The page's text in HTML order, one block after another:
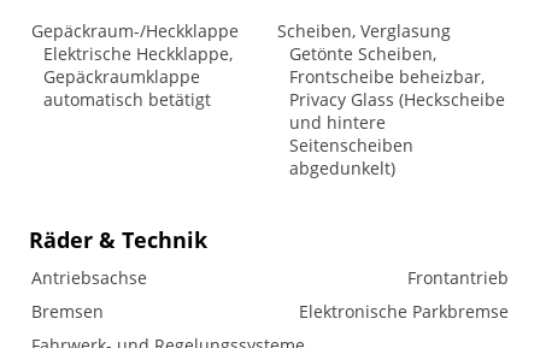
Gepäckraum-/Heckklappe
Elektrische Heckklappe,
Gepäckraumklappe
automatisch betätigt
Scheiben, Verglasung
Getönte Scheiben,
Frontscheibe beheizbar,
Privacy Glass (Heckscheibe
und hintere
Seitenscheiben
abgedunkelt)
Räder & Technik
Antriebsachse
Frontantrieb
Bremsen
Elektronische Parkbremse